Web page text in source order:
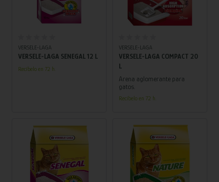
VERSELE-LAGA
VERSELE-LAGA SENEGAL 12 L
Recíbelo en 72 h.
VERSELE-LAGA
VERSELE-LAGA COMPACT 20
L
Arena aglomerante para
gatos.
Recíbelo en 72 h.